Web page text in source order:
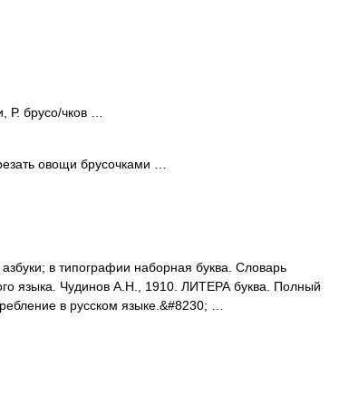
Р. брусо/чков …
овощи брусочками …
в типографии наборная буква. Словарь
языка. Чудинов А.Н., 1910. ЛИТЕРА буква. Полный
в русском языке.&#8230; …